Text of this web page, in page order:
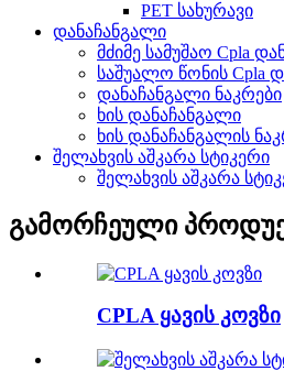
PET სახურავი
დანაჩანგალი
მძიმე სამუშაო Cpla
საშუალო წონის Cpla
დანაჩანგალი ნაკრები
ხის დანაჩანგალი
ხის დანაჩანგალის
შელახვის აშკარა სტიკერი
შელახვის აშკარა
გამორჩეული
CPLA ყავის კოვზი